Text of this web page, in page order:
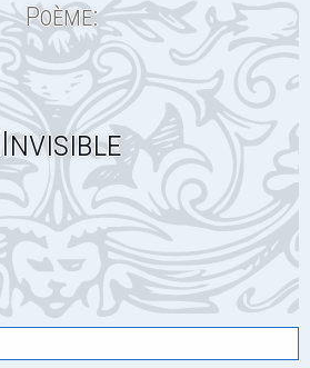
Poème:
Invisible